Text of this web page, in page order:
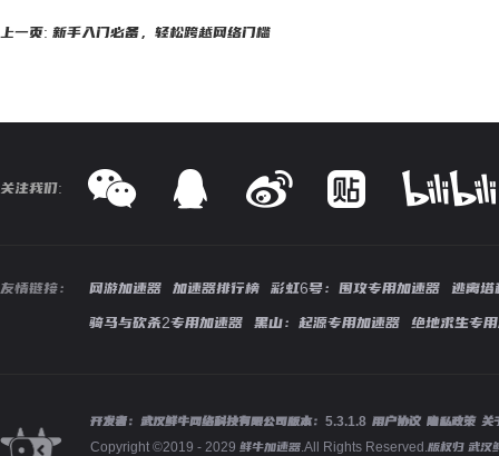
上一页: 新手入门必备，轻松跨越网络门槛
关注我们:
友情链接： 网游加速器 加速器排行榜 彩虹6号：围攻专用加速器
逃离塔
骑马与砍杀2专用加速器
黑山：起源专用加速器 绝地求生专
开发者：武汉鲜牛网络科技有限公司版本： 5.3.1.8 用户协议 隐私政策 关
Copyright ©2019 - 2029 鲜牛加速器.All Rights Reserved.版权归 武汉